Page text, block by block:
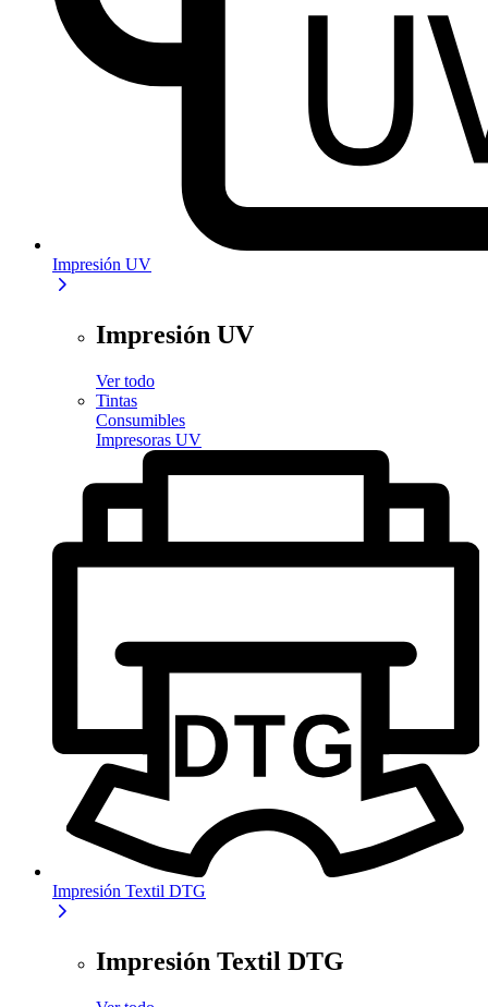
Impresión UV
Impresión UV
Ver todo
Tintas
Consumibles
Impresoras UV
Impresión Textil DTG
Impresión Textil DTG